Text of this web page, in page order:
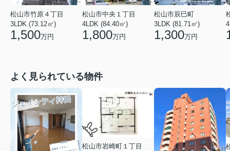
松山市竹原４丁目
3LDK (73.12㎡)
1,500万円
松山市中央１丁目
4LDK (84.40㎡)
1,800万円
松山市辰巳町
3LDK (81.71㎡)
1,300万円
よく見られている物件
松山市岩崎町１丁目